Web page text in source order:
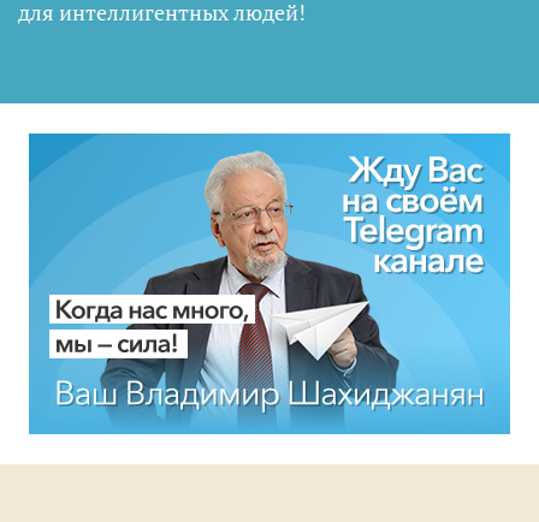
для интеллигентных людей!